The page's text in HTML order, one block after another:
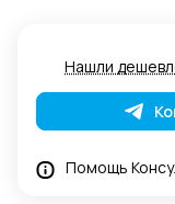
Нашли
Помощь